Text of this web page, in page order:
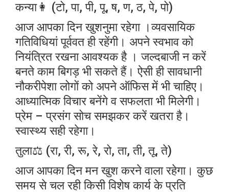
कन्या👩 (टो, पा, पी, पू, ष, ण, ठ, पे, पो)
आज आपका दिन खुशनुमा रहेगा ।व्यवसायिक
गतिविधियां पूर्ववत ही रहेंगी। अपने स्वभाव को
नियंत्रित रखना आवश्यक है । जल्दबाजी न करें
बनते काम बिगड़ भी सकते हैं। ऐसी ही सावधानी
नौकरीपेशा लोगों को अपने ऑफिस में भी चाहिए।
आध्यात्मिक विचार बनेंगे व सफलता भी मिलेगी।
प्रेम – प्रसंग सोच समझकर करें खतरा है।
स्वास्थ्य सही रहेगा।
तुला⚖️ (रा, री, रू, रे, रो, ता, ती, तू, ते)
आज आपका दिन मन खुश करने वाला रहेगा। कुछ
समय से चल रही किसी विशेष कार्य के प्रति